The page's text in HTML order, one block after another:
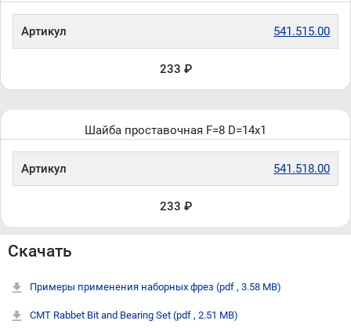
Артикул 541.515.00
233 ₽
Шайба проставочная F=8 D=14x1
Артикул 541.518.00
233 ₽
Скачать
Примеры применения наборных фрез (pdf , 3.58 MB)
CMT Rabbet Bit and Bearing Set (pdf , 2.51 MB)